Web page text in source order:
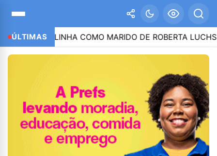
ÚLTIMAS
LULINHA COMO MARIDO DE ROBERTA